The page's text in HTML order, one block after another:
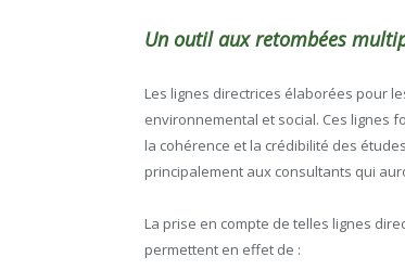
Un outil aux retombées
Les lignes directrices élaborées pour
environnemental et social. Ces lignes
la cohérence et la crédibilité des
principalement aux consultants qui
La prise en compte de telles lignes
permettent en effet de :